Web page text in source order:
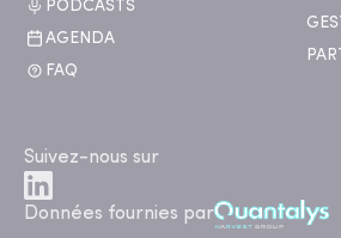
PODCASTS
AGENDA
FAQ
Suivez-nous sur
Données fournies par